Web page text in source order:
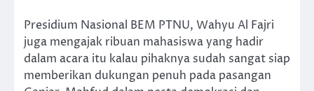
Presidium Nasional BEM PTNU, Wahyu Al Fajri
juga mengajak ribuan mahasiswa yang hadir
dalam acara itu kalau pihaknya sudah sangat siap
memberikan dukungan penuh pada pasangan